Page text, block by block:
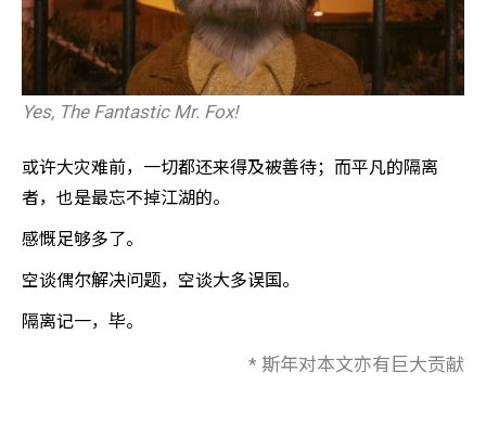
Yes, The Fantastic Mr. Fox!
或许大灾难前，一切都还来得及被善待；而平凡的隔离
者，也是最忘不掉江湖的。
感慨足够多了。
空谈偶尔解决问题，空谈大多误国。
隔离记一，毕。
* 斯年对本文亦有巨大贡献